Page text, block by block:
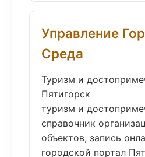
Управление
Среда
Туризм и
Пятигорск
туризм и
справочник
объектов, запись
городской портал